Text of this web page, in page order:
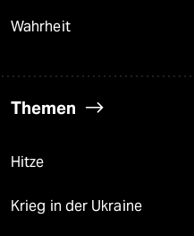
Wahrheit
Themen
Hitze
Krieg in der Ukraine